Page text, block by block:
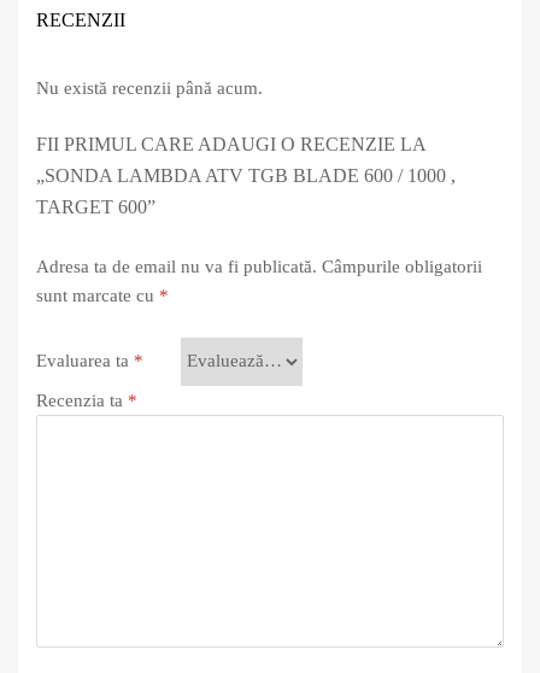
RECENZII
Nu există recenzii până acum.
FII PRIMUL CARE ADAUGI O RECENZIE LA
„SONDA LAMBDA ATV TGB BLADE 600 / 1000 ,
TARGET 600”
Adresa ta de email nu va fi publicată. Câmpurile obligatorii
sunt marcate cu *
Evaluarea ta *
Recenzia ta *